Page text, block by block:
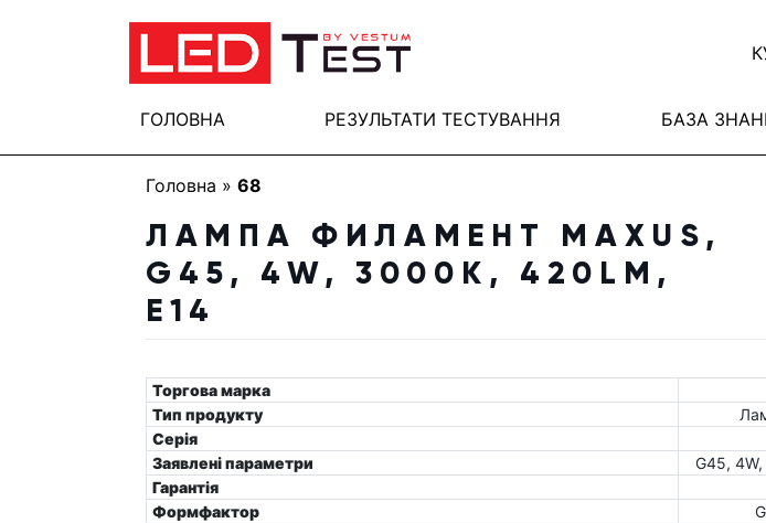
ГОЛОВНА РЕЗУЛЬТАТИ ТЕСТУВАННЯ БАЗА
Головна » 68
ЛАМПА ФИЛАМЕНТ MAXUS,
G45, 4W, 3000K, 420LM,
E14
Торгова марка
Тип продукту
Серія
Заявлені параметри
G45,
Гарантія
Формфактор